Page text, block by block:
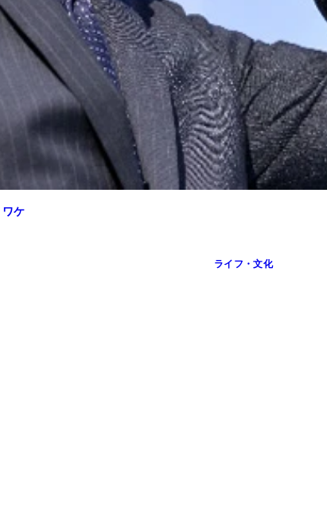
オヤジ病」の低年齢化が加速している！
に下がっていく。データは『スポーツ医学研修ハン
ケ
ライフ・文化